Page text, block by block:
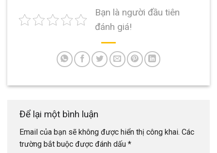
Bạn là người đầu tiên
đánh giá!
Để lại một bình luận
Email của bạn sẽ không được hiển thị công khai. Các
trường bắt buộc được đánh dấu *